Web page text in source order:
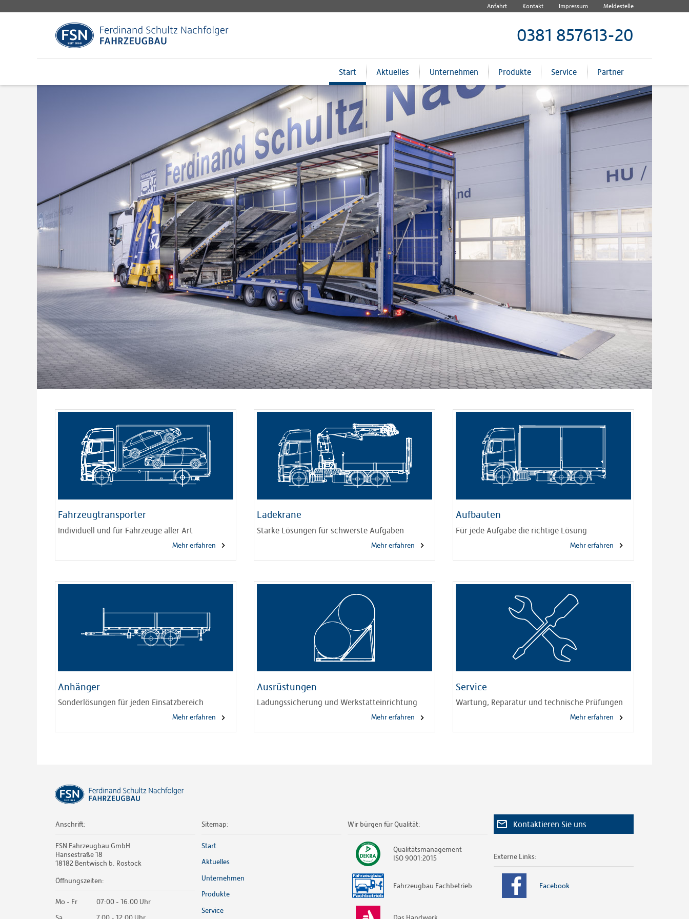
Anfahrt Kontakt Impressum Meldestelle
0381 857613-20
Start Aktuelles Unternehmen Produkte Service Partner
Fahrzeugtransporter
Individuell und für Fahrzeuge aller Art
Mehr erfahren
Ladekrane
Starke Lösungen für schwerste Aufgaben
Mehr erfahren
Aufbauten
Für jede Aufgabe die richtige Lösung
Mehr erfahren
Anhänger
Sonderlösungen für jeden Einsatzbereich
Mehr erfahren
Ausrüstungen
Ladungssicherung und Werkstatteinrichtung
Mehr erfahren
Service
Wartung, Reparatur und technische Prüfungen
Mehr erfahren
Anschrift:
FSN Fahrzeugbau GmbH
Hansestraße 18
18182 Bentwisch b. Rostock
Öffnungszeiten:
Mo - Fr
07:00 - 16.00 Uhr
Sitemap:
Start
Aktuelles
Unternehmen
Produkte
Service
Wir bürgen für Qualität:
Qualitätsmanagement
ISO 9001:2015
Fahrzeugbau Fachbetrieb
Kontaktieren Sie uns
Externe Links:
Facebook